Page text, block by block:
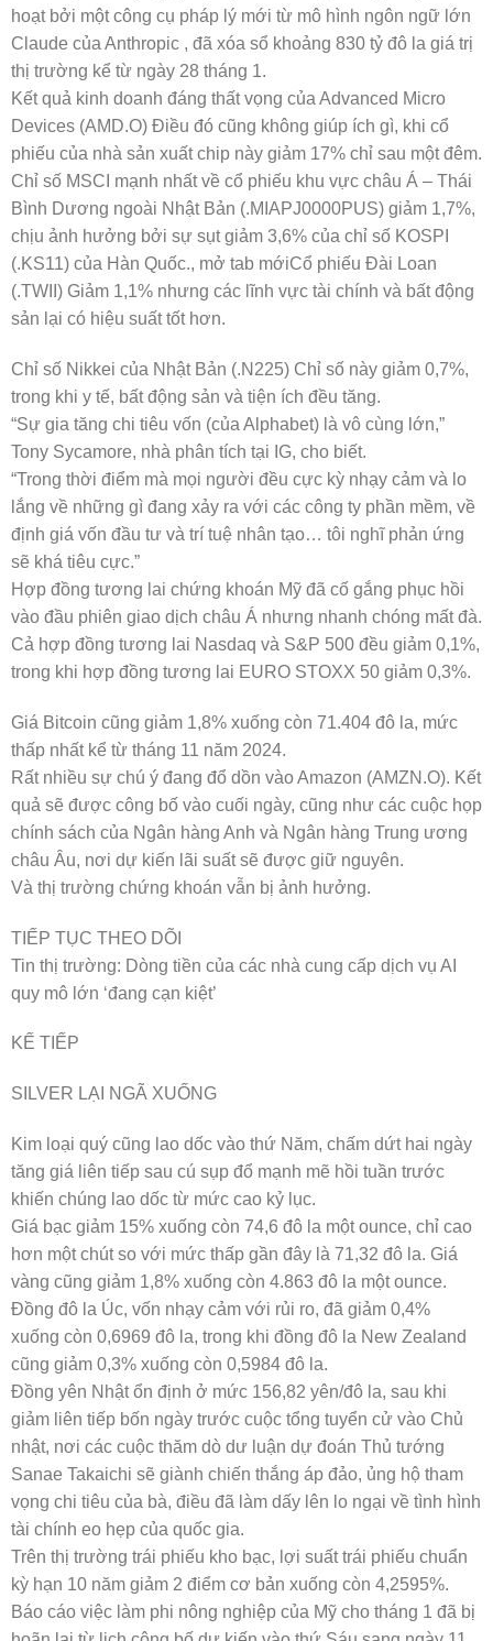
hoạt bởi một công cụ pháp lý mới từ mô hình ngôn ngữ lớn
Claude của Anthropic , đã xóa sổ khoảng 830 tỷ đô la giá trị
thị trường kể từ ngày 28 tháng 1.
Kết quả kinh doanh đáng thất vọng của Advanced Micro
Devices (AMD.O) Điều đó cũng không giúp ích gì, khi cổ
phiếu của nhà sản xuất chip này giảm 17% chỉ sau một đêm.
Chỉ số MSCI mạnh nhất về cổ phiếu khu vực châu Á – Thái
Bình Dương ngoài Nhật Bản (.MIAPJ0000PUS) giảm 1,7%,
chịu ảnh hưởng bởi sự sụt giảm 3,6% của chỉ số KOSPI
(.KS11) của Hàn Quốc., mở tab mớiCổ phiếu Đài Loan
(.TWII) Giảm 1,1% nhưng các lĩnh vực tài chính và bất động
sản lại có hiệu suất tốt hơn.
Chỉ số Nikkei của Nhật Bản (.N225) Chỉ số này giảm 0,7%,
trong khi y tế, bất động sản và tiện ích đều tăng.
“Sự gia tăng chi tiêu vốn (của Alphabet) là vô cùng lớn,”
Tony Sycamore, nhà phân tích tại IG, cho biết.
“Trong thời điểm mà mọi người đều cực kỳ nhạy cảm và lo
lắng về những gì đang xảy ra với các công ty phần mềm, về
định giá vốn đầu tư và trí tuệ nhân tạo… tôi nghĩ phản ứng
sẽ khá tiêu cực.”
Hợp đồng tương lai chứng khoán Mỹ đã cố gắng phục hồi
vào đầu phiên giao dịch châu Á nhưng nhanh chóng mất đà.
Cả hợp đồng tương lai Nasdaq và S&P 500 đều giảm 0,1%,
trong khi hợp đồng tương lai EURO STOXX 50 giảm 0,3%.
Giá Bitcoin cũng giảm 1,8% xuống còn 71.404 đô la, mức
thấp nhất kể từ tháng 11 năm 2024.
Rất nhiều sự chú ý đang đổ dồn vào Amazon (AMZN.O). Kết
quả sẽ được công bố vào cuối ngày, cũng như các cuộc họp
chính sách của Ngân hàng Anh và Ngân hàng Trung ương
châu Âu, nơi dự kiến ​​lãi suất sẽ được giữ nguyên.
Và thị trường chứng khoán vẫn bị ảnh hưởng.
TIẾP TỤC THEO DÕI
Tin thị trường: Dòng tiền của các nhà cung cấp dịch vụ AI
quy mô lớn ‘đang cạn kiệt’
KẾ TIẾP
SILVER LẠI NGÃ XUỐNG
Kim loại quý cũng lao dốc vào thứ Năm, chấm dứt hai ngày
tăng giá liên tiếp sau cú sụp đổ mạnh mẽ hồi tuần trước
khiến chúng lao dốc từ mức cao kỷ lục.
Giá bạc giảm 15% xuống còn 74,6 đô la một ounce, chỉ cao
hơn một chút so với mức thấp gần đây là 71,32 đô la. Giá
vàng cũng giảm 1,8% xuống còn 4.863 đô la một ounce.
Đồng đô la Úc, vốn nhạy cảm với rủi ro, đã giảm 0,4%
xuống còn 0,6969 đô la, trong khi đồng đô la New Zealand
cũng giảm 0,3% xuống còn 0,5984 đô la.
Đồng yên Nhật ổn định ở mức 156,82 yên/đô la, sau khi
giảm liên tiếp bốn ngày trước cuộc tổng tuyển cử vào Chủ
nhật, nơi các cuộc thăm dò dư luận dự đoán Thủ tướng
Sanae Takaichi sẽ giành chiến thắng áp đảo, ủng hộ tham
vọng chi tiêu của bà, điều đã làm dấy lên lo ngại về tình hình
tài chính eo hẹp của quốc gia.
Trên thị trường trái phiếu kho bạc, lợi suất trái phiếu chuẩn
kỳ hạn 10 năm giảm 2 điểm cơ bản xuống còn 4,2595%.
Báo cáo việc làm phi nông nghiệp của Mỹ cho tháng 1 đã bị